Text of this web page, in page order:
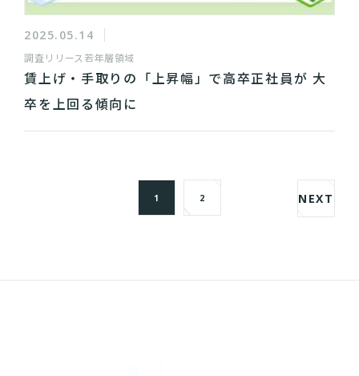
2025.05.14
調査リリース 若年層領域
賃上げ・手取りの「上昇幅」で高卒正社員が 大
卒を上回る傾向に
1 2 NEXT